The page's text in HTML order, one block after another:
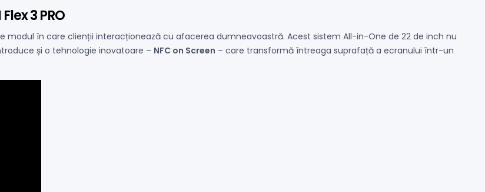
3 PRO
modul în care clienții interacționează cu afacerea dumneavoastră. Acest sistem All-in-One de 22 de inch nu
și o tehnologie inovatoare – NFC on Screen – care transformă întreaga suprafață a ecranului într-un